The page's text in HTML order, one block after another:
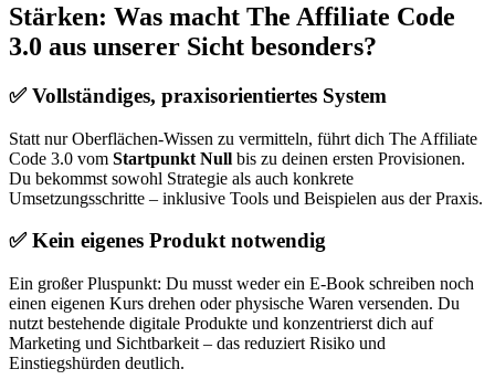
Stärken: Was macht The Affiliate Code
3.0 aus unserer Sicht besonders?
✅ Vollständiges, praxisorientiertes System
Statt nur Oberflächen-Wissen zu vermitteln, führt dich The Affiliate
Code 3.0 vom Startpunkt Null bis zu deinen ersten Provisionen.
Du bekommst sowohl Strategie als auch konkrete
Umsetzungsschritte – inklusive Tools und Beispielen aus der Praxis.
✅ Kein eigenes Produkt notwendig
Ein großer Pluspunkt: Du musst weder ein E‑Book schreiben noch
einen eigenen Kurs drehen oder physische Waren versenden. Du
nutzt bestehende digitale Produkte und konzentrierst dich auf
Marketing und Sichtbarkeit – das reduziert Risiko und
Einstiegshürden deutlich.